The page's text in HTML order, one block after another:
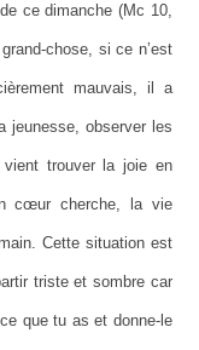
ce dimanche (Mc 10,
chose, si ce n’est
mauvais, il a
jeunesse, observer les
trouver la joie en
cœur cherche, la vie
Cette situation est
triste et sombre car
que tu as et donne-le